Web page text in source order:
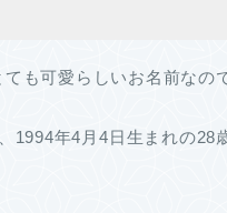
も可愛らしいお名前なの
1994年4月4日生まれの28